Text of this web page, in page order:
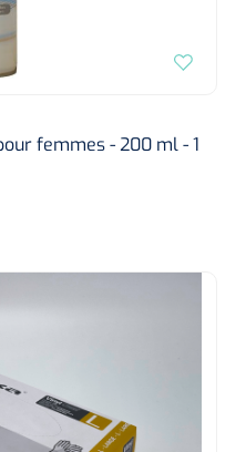
femmes - 200 ml - 1